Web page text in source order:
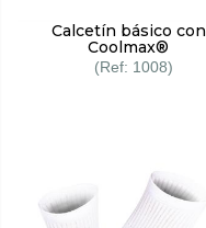
Calcetín básico con
Coolmax®
1008